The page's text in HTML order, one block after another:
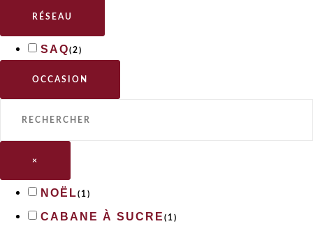
RÉSEAU
SAQ(2)
OCCASION
×
NOËL( 1 )
CABANE À SUCRE ( 1 )